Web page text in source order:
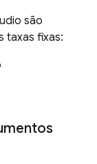
são
taxas fixas: